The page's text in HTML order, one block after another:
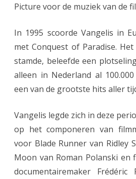
Picture voor de muziek van de
In 1995 scoorde Vangelis in
met Conquest of Paradise.
stamde, beleefde een
alleen in Nederland al
een van de grootste hits aller
Vangelis legde zich in deze
op het componeren van
voor Blade Runner van Ridley
Moon van Roman Polanski en
documentairemaker